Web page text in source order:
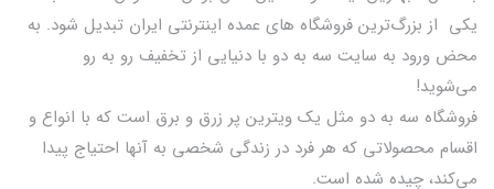
يكي از بزرگ‌ترين فروشگاه هاي عمده اینترنتی ایران تبدیل شود. به
محض ورود به سایت سه به دو با دنیایی از تخفيف رو به رو
می‌شوید!
فروشگاه سه به دو مثل یک ویترین پر زرق و برق است که با انواع و
اقسام محصولاتی که هر فرد در زندگی شخصی به آنها احتیاج پیدا
می‌کند، چیده شده است.